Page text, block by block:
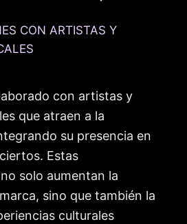
CON ARTISTAS Y
con artistas y
que atraen a la
su presencia en
Estas
solo aumentan la
sino que también la
culturales